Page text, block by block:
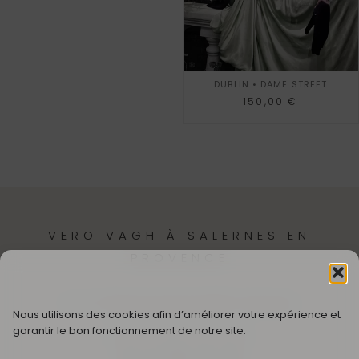
Nous utilisons des cookies afin d’améliorer votre expérience et
garantir le bon fonctionnement de notre site.
DUBLIN • DAME STREET
150,00€
VERO VAGH À SALERNES EN
SUIVEZ MON UNIVERS